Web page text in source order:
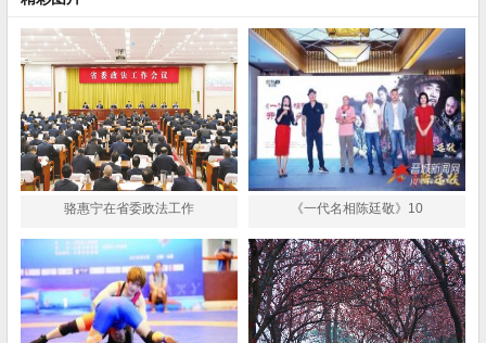
骆惠宁在省委政法工作 《一代名相陈廷敬》10